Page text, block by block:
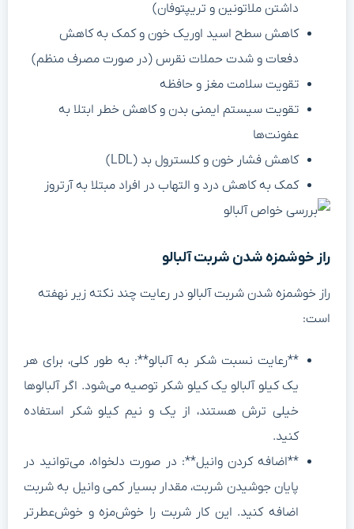
داشتن ملاتونین و تریپتوفان)
کاهش سطح اسید اوریک خون و کمک به کاهش
دفعات و شدت حملات نقرس (در صورت مصرف منظم)
تقویت سلامت مغز و حافظه
تقویت سیستم ایمنی بدن و کاهش خطر ابتلا به
عفونت‌ها
کاهش فشار خون و کلسترول بد (LDL)
کمک به کاهش درد و التهاب در افراد مبتلا به آرتروز
راز خوشمزه شدن شربت آلبالو
راز خوشمزه شدن شربت آلبالو در رعایت چند نکته زیر نهفته
است:
**رعایت نسبت شکر به آلبالو**: به طور کلی، برای هر
یک کیلو آلبالو یک کیلو شکر توصیه می‌شود. اگر آلبالوها
خیلی ترش هستند، از یک و نیم کیلو شکر استفاده
کنید.
**اضافه کردن وانیل**: در صورت دلخواه، می‌توانید در
پایان جوشیدن شربت، مقدار بسیار کمی وانیل به شربت
اضافه کنید. این کار شربت را خوش‌مزه و خوش‌عطرتر